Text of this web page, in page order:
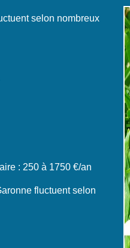
selon nombreux
: 250 à 1750 €/an
fluctuent selon